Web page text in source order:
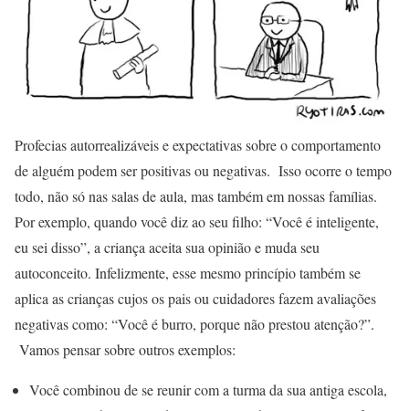
Profecias autorrealizáveis e expectativas sobre o comportamento
de alguém podem ser positivas ou negativas. Isso ocorre o tempo
todo, não só nas salas de aula, mas também em nossas famílias.
Por exemplo, quando você diz ao seu filho: “Você é inteligente,
eu sei disso”, a criança aceita sua opinião e muda seu
autoconceito. Infelizmente, esse mesmo princípio também se
aplica as crianças cujos os pais ou cuidadores fazem avaliações
negativas como: “Você é burro, porque não prestou atenção?”.
Vamos pensar sobre outros exemplos:
Você combinou de se reunir com a turma da sua antiga escola,